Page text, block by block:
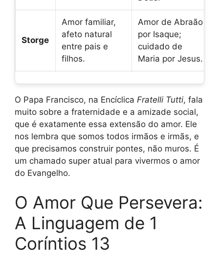
Storge
Amor familiar,
afeto natural
entre pais e
filhos.
Amor de Abraão
por Isaque;
cuidado de
Maria por Jesus.
O Papa Francisco, na Encíclica Fratelli Tutti, fala
muito sobre a fraternidade e a amizade social,
que é exatamente essa extensão do amor. Ele
nos lembra que somos todos irmãos e irmãs, e
que precisamos construir pontes, não muros. É
um chamado super atual para vivermos o amor
do Evangelho.
O Amor Que Persevera:
A Linguagem de 1
Coríntios 13